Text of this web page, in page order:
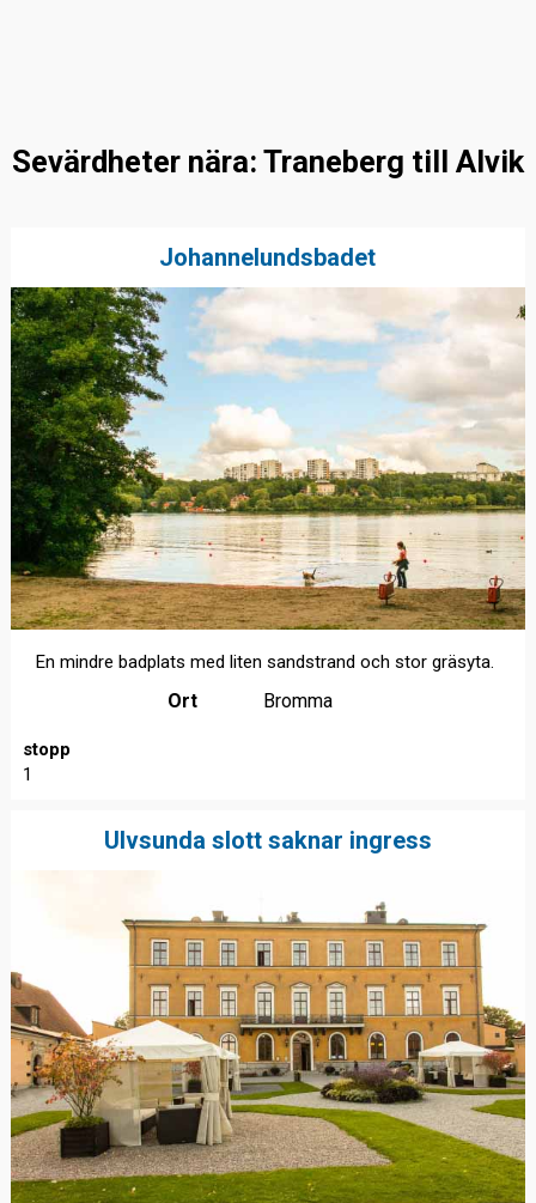
Sevärdheter nära: Traneberg till Alvik
Johannelundsbadet
En mindre badplats med liten sandstrand och stor gräsyta.
Ort Bromma
stopp
1
Ulvsunda slott saknar ingress